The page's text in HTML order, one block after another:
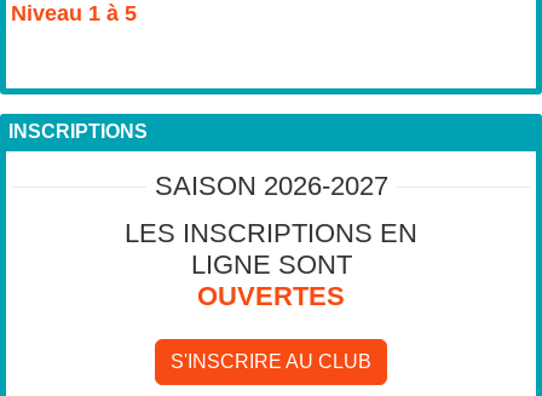
Niveau 1 à 5
INSCRIPTIONS
SAISON 2026-2027
LES INSCRIPTIONS EN
LIGNE SONT
OUVERTES
S'INSCRIRE AU CLUB